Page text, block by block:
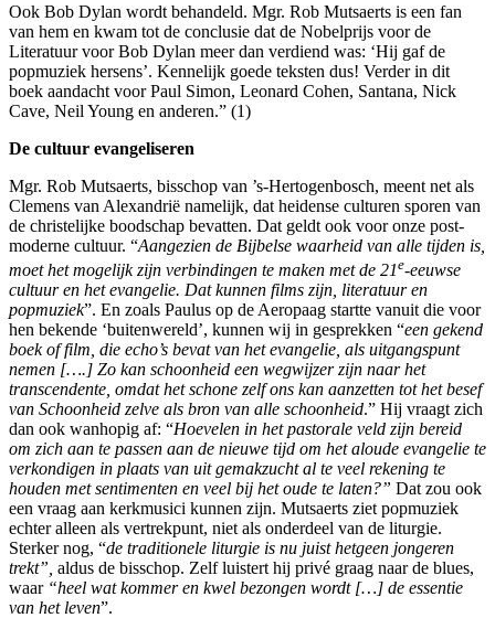
Ook Bob Dylan wordt behandeld. Mgr. Rob Mutsaerts is een fan
van hem en kwam tot de conclusie dat de Nobelprijs voor de
Literatuur voor Bob Dylan meer dan verdiend was: ‘Hij gaf de
popmuziek hersens’. Kennelijk goede teksten dus! Verder in dit
boek aandacht voor Paul Simon, Leonard Cohen, Santana, Nick
Cave, Neil Young en anderen.” (1)
De cultuur evangeliseren
Mgr. Rob Mutsaerts, bisschop van ’s-Hertogenbosch, meent net als
Clemens van Alexandrië namelijk, dat heidense culturen sporen van
de christelijke boodschap bevatten. Dat geldt ook voor onze post-
moderne cultuur. “Aangezien de Bijbelse waarheid van alle tijden is,
moet het mogelijk zijn verbindingen te maken met de 21e-eeuwse
cultuur en het evangelie. Dat kunnen films zijn, literatuur en
popmuziek”. En zoals Paulus op de Aeropaag startte vanuit die voor
hen bekende ‘buitenwereld’, kunnen wij in gesprekken “een gekend
boek of film, die echo’s bevat van het evangelie, als uitgangspunt
nemen [….] Zo kan schoonheid een wegwijzer zijn naar het
transcendente, omdat het schone zelf ons kan aanzetten tot het besef
van Schoonheid zelve als bron van alle schoonheid.” Hij vraagt zich
dan ook wanhopig af: “Hoevelen in het pastorale veld zijn bereid
om zich aan te passen aan de nieuwe tijd om het aloude evangelie te
verkondigen in plaats van uit gemakzucht al te veel rekening te
houden met sentimenten en veel bij het oude te laten?” Dat zou ook
een vraag aan kerkmusici kunnen zijn. Mutsaerts ziet popmuziek
echter alleen als vertrekpunt, niet als onderdeel van de liturgie.
Sterker nog, “de traditionele liturgie is nu juist hetgeen jongeren
trekt”, aldus de bisschop. Zelf luistert hij privé graag naar de blues,
waar“heel wat kommer en kwel bezongen wordt […] de essentie
van het leven”.